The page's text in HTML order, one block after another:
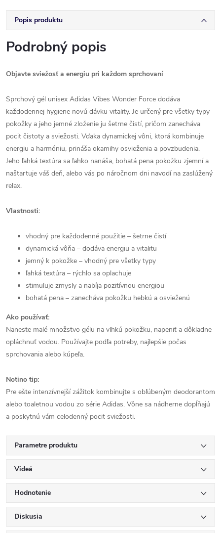
Popis produktu
Podrobný popis
Objavte sviežosť a energiu pri každom sprchovaní
Sprchový gél unisex Adidas Vibes Wonder Force dodáva
každodennej hygiene novú dávku vitality. Je určený pre všetky typy
pokožky a jeho jemné zloženie ju šetrne čistí, pričom zanecháva
pocit čistoty a sviežosti. Vďaka dynamickej vôni, ktorá kombinuje
energiu a harmóniu, prináša okamihy osvieženia a povzbudenia.
Jeho ľahká textúra sa ľahko nanáša, bohatá pena pokožku zjemní a
naštartuje váš deň, alebo vás po náročnom dni navodí na zaslúžený
relax.
Vlastnosti:
vhodný pre každodenné použitie – šetrne čistí
dynamická vôňa – dodáva energiu a vitalitu
jemný k pokožke – vhodný pre všetky typy
ľahká textúra – rýchlo sa oplachuje
stimuluje zmysly a nabíja pozitívnou energiou
bohatá pena – zanecháva pokožku hebkú a osvieženú
Ako používať:
Naneste malé množstvo gélu na vlhkú pokožku, napeniť a dôkladne
opláchnuť vodou. Používajte podľa potreby, najlepšie počas
sprchovania alebo kúpeľa.
Notino tip:
Pre ešte intenzívnejší zážitok kombinujte s obľúbeným deodorantom
alebo toaletnou vodou zo série Adidas. Vône sa nádherne dopĺňajú
a poskytnú vám celodenný pocit sviežosti.
Parametre produktu
Videá
Hodnotenie
Diskusia